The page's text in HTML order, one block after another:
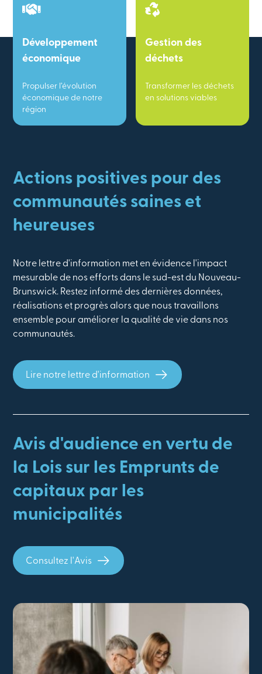
Développement
économique
Propulser l’évolution
économique de notre
région
Gestion des
déchets
Transformer les déchets
en solutions viables
Actions positives pour des
communautés saines et
heureuses
Notre lettre d'information met en évidence l'impact
mesurable de nos efforts dans le sud-est du Nouveau-
Brunswick. Restez informé des dernières données,
réalisations et progrès alors que nous travaillons
ensemble pour améliorer la qualité de vie dans nos
communautés.
Lire notre lettre d'information
Avis d'audience en vertu de
la Lois sur les Emprunts de
capitaux par les
municipalités
Consultez l'Avis